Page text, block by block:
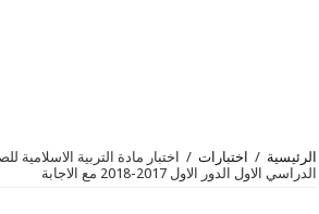
اختبارات /
اختبار مادة التربية الاسلامية للصف
2017-2018 مع الاجابة